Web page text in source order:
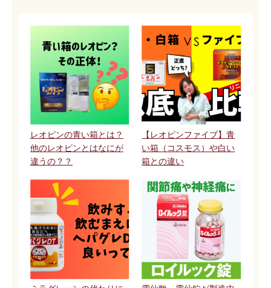
レオピンの青い箱とは？
他のレオピンとはなにが
違うの？？
【レオピンファイブ】青
い箱（コスモス）や白い
箱との違い